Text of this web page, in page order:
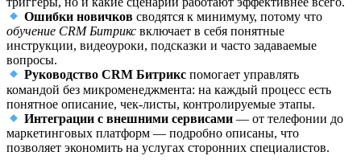
Ошибки новичков сводятся к минимуму, потому что
обучение CRM Битрикс включает в себя понятные
инструкции, видеоуроки, подсказки и часто задаваемые
вопросы.
Руководство CRM Битрикс помогает управлять
командой без микроменеджмента: на каждый процесс есть
понятное описание, чек-листы, контролируемые этапы.
Интеграции с внешними сервисами — от телефонии до
маркетинговых платформ — подробно описаны, что
позволяет экономить на услугах сторонних специалистов.